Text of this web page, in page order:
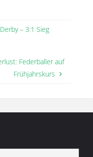
– 3:1 Sieg
Federballer auf
Frühjahrskurs